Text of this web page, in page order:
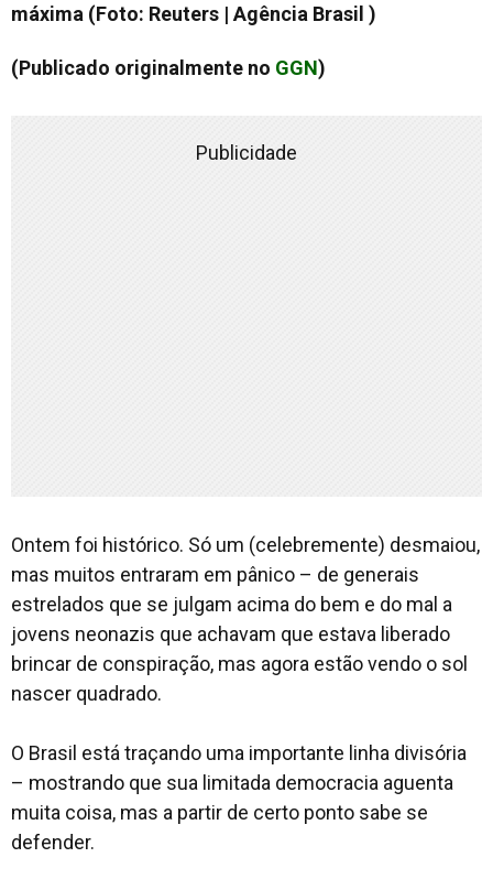
máxima (Foto: Reuters | Agência Brasil )
(Publicado originalmente no GGN)
Publicidade
Ontem foi histórico. Só um (celebremente) desmaiou,
mas muitos entraram em pânico – de generais
estrelados que se julgam acima do bem e do mal a
jovens neonazis que achavam que estava liberado
brincar de conspiração, mas agora estão vendo o sol
nascer quadrado.
O Brasil está traçando uma importante linha divisória
– mostrando que sua limitada democracia aguenta
muita coisa, mas a partir de certo ponto sabe se
defender.